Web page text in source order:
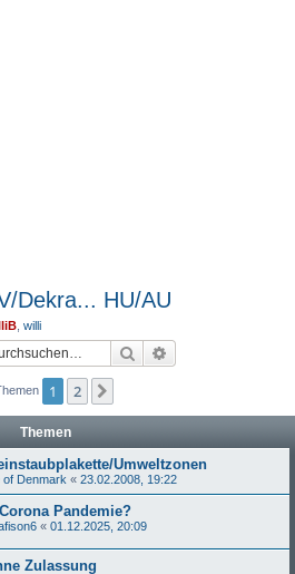
Dekra... HU/AU
willi
Suche
1 2
Themen
Umweltzonen
of Denmark « 23.02.2008, 19:22
Pandemie?
« 01.12.2025, 20:09
Zulassung